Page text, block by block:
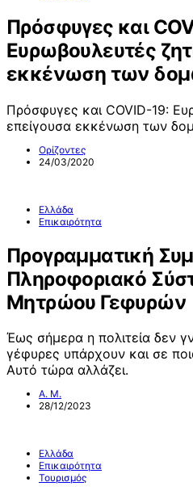
Πρόσφυγες και
Ευρωβουλευτές
εκκένωση των
Πρόσφυγες και COVID-19:
επείγουσα εκκένωση των
Ορίζοντες
24/03/2020
Ελλάδα
Επικαιρότητα
Προγραμματική
Πληροφοριακό
Μητρώου Γεφυρών
Έως σήμερα η πολιτεία δεν
γέφυρες υπάρχουν και σε
Αυτό τώρα αλλάζει.
Α. Μ.
28/12/2023
Ελλάδα
Επικαιρότητα
Τουρισμός